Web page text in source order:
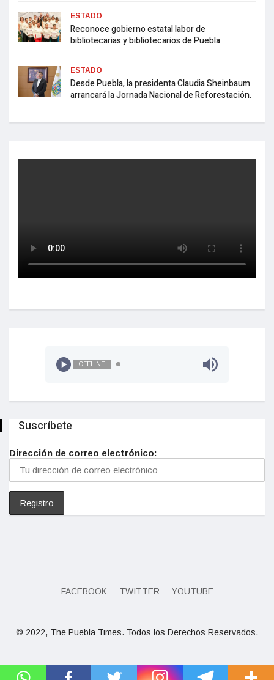
ESTADO
Reconoce gobierno estatal labor de
bibliotecarias y bibliotecarios de Puebla
ESTADO
Desde Puebla, la presidenta Claudia Sheinbaum
arrancará la Jornada Nacional de Reforestación.
OFFLINE
Suscríbete
Dirección de correo electrónico:
FACEBOOK TWITTER YOUTUBE
© 2022, The Puebla Times. Todos los Derechos Reservados.